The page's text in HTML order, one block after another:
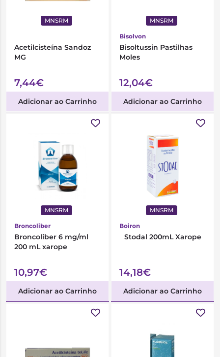
MNSRM
Acetilcisteína Sandoz
MG
7,44€
Adicionar ao Carrinho
MNSRM
Bisolvon
Bisoltussin Pastilhas
Moles
12,04€
Adicionar ao Carrinho
MNSRM
Broncoliber
Broncoliber 6 mg/ml
200 mL xarope
10,97€
Adicionar ao Carrinho
MNSRM
Boiron
Stodal 200mL Xarope
14,18€
Adicionar ao Carrinho